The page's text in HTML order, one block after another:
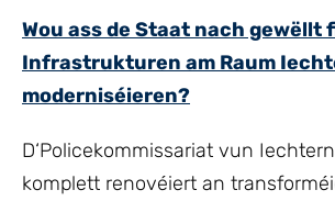
Wou ass de Staat nach gewëllt
Infrastrukturen am Raum
moderniséieren?
D‘Policekommissariat vun
komplett renovéiert an